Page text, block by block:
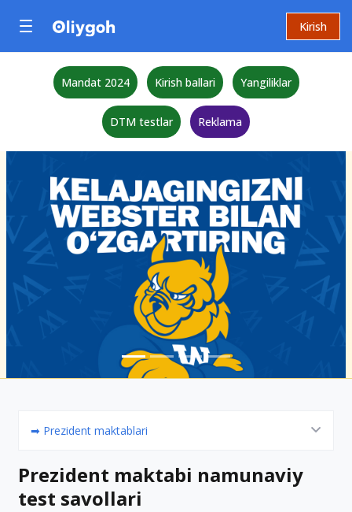
Kirish
Mandat 2024 Kirish ballari Yangiliklar
DTM testlar Reklama
➡ Prezident maktablari
Prezident maktabi namunaviy
test savollari